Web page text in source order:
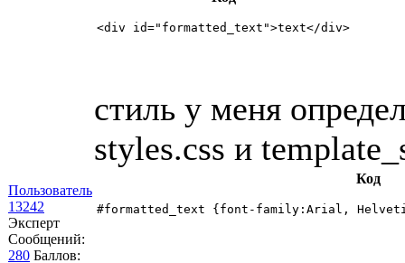
Пользователь
13242
Эксперт
Сообщений:
280 Баллов:
<div id="formatted_text">text</div>
стиль у меня
styles.css и
Код
#formatted_text {font-family:Arial,